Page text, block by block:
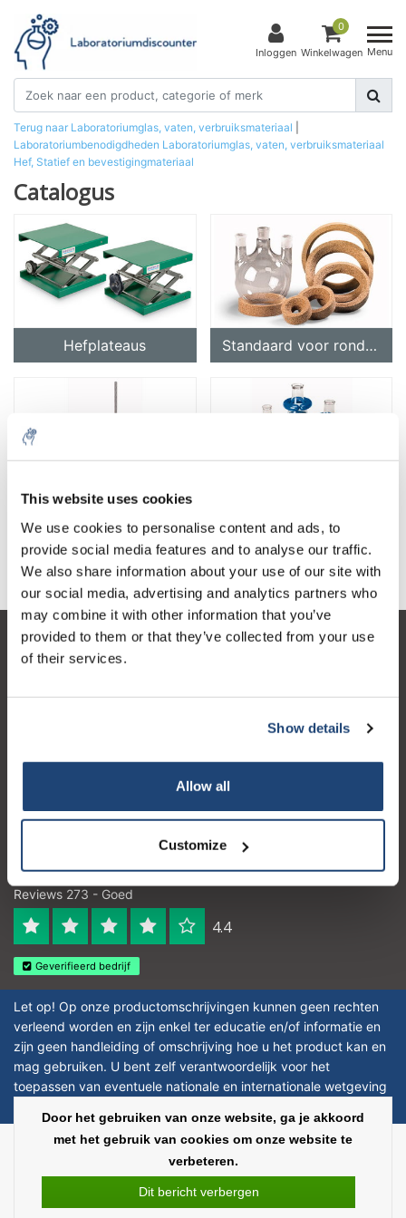
This website uses cookies
We use cookies to personalise content and ads, to
provide social media features and to analyse our traffic.
We also share information about your use of our site with
our social media, advertising and analytics partners who
may combine it with other information that you’ve
provided to them or that they’ve collected from your use
of their services.
Show details
Allow all
Customize
Inloggen
0
Winkelwagen Menu
Terug naar Laboratoriumglas, vaten, verbruiksmateriaal
Laboratoriumbenodigdheden Laboratoriumglas, vaten, verbruiksmateriaal
Hef, Statief en bevestigingmateriaal
Catalogus
Hefplateaus Standaard voor ronde kolven
Statiefmateriaal
Complete collectie statief en bevestigingsmateriaal
voor lab
Klantenservice
Logo eigendom van TrustPilot
Reviews 273 - Goed
4.4
Geverifieerd bedrijf
Let op! Op onze productomschrijvingen kunnen geen rechten
verleend worden en zijn enkel ter educatie en/of informatie en
zijn geen handleiding of omschrijving hoe u het product kan en
mag gebruiken. U bent zelf verantwoordelijk voor het
toepassen van eventuele nationale en internationale wetgeving
Copyright © 2026 - Laboratorium Discounter - All rights reserved - Theme by
Alle bedragen zijn exclusief BTW
Door het gebruiken van onze website, ga je akkoord
met het gebruik van cookies om onze website te
verbeteren.
Dit bericht verbergen